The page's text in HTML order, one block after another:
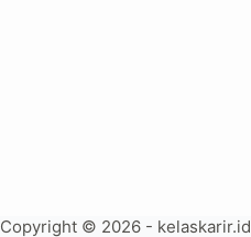
Copyright © 2026 - kelaskarir.id